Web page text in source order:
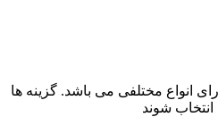
انواع مختلفی می باشد. گزینه ها
شوند